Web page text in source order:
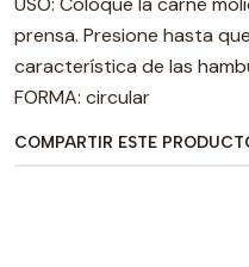
prensa. Presione hasta
característica de las
FORMA: circular
COMPARTIR ESTE